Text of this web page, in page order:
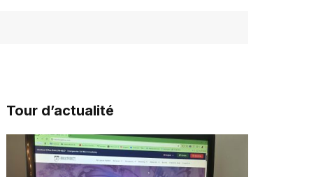
Tour d’actualité